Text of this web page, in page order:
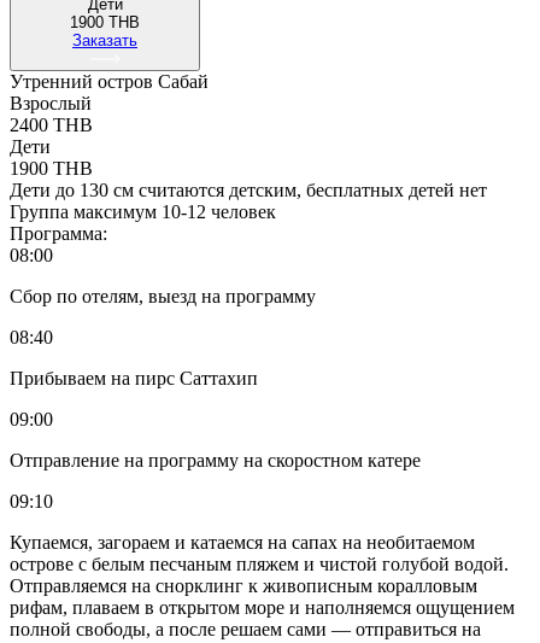
Дети
1900 THB
Заказать
Утренний остров Сабай
Взрослый
2400 THB
Дети
1900 THB
Дети до 130 см считаются детским, бесплатных детей нет
Группа максимум 10-12 человек
Программа:
08:00
Сбор по отелям, выезд на программу
08:40
Прибываем на пирс Саттахип
09:00
Отправление на программу на скоростном катере
09:10
Купаемся, загораем и катаемся на сапах на необитаемом
острове с белым песчаным пляжем и чистой голубой водой.
Отправляемся на снорклинг к живописным коралловым
рифам, плаваем в открытом море и наполняемся ощущением
полной свободы, а после решаем сами — отправиться на